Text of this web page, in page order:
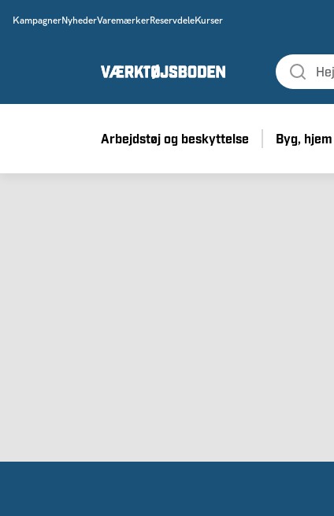
KampagnerNyhederVaremærkerReservdeleKurser
Arbejdstøj og beskyttelse Byg,